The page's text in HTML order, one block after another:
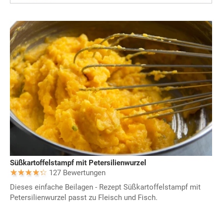
Süßkartoffelstampf mit Petersilienwurzel
127 Bewertungen
Dieses einfache Beilagen - Rezept Süßkartoffelstampf mit
Petersilienwurzel passt zu Fleisch und Fisch.